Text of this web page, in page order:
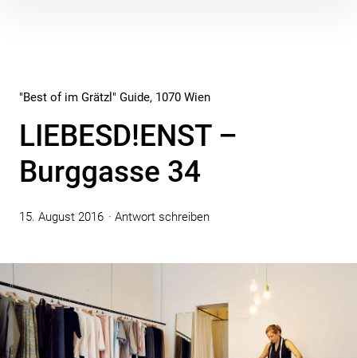
"Best of im Grätzl" Guide 1070 Wien
LIEBESD!ENST –
Burggasse 34
15. August 2016 Antwort schreiben